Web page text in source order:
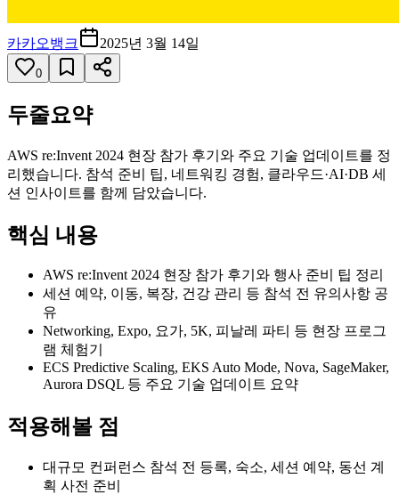
카카오뱅크 2025년 3월 14일
0
두줄요약
AWS re:Invent 2024 현장 참가 후기와 주요 기술 업데이트를 정
리했습니다. 참석 준비 팁, 네트워킹 경험, 클라우드·AI·DB 세
션 인사이트를 함께 담았습니다.
핵심 내용
AWS re:Invent 2024 현장 참가 후기와 행사 준비 팁 정리
세션 예약, 이동, 복장, 건강 관리 등 참석 전 유의사항 공
유
Networking, Expo, 요가, 5K, 피날레 파티 등 현장 프로그
램 체험기
ECS Predictive Scaling, EKS Auto Mode, Nova, SageMaker,
Aurora DSQL 등 주요 기술 업데이트 요약
적용해볼 점
대규모 컨퍼런스 참석 전 등록, 숙소, 세션 예약, 동선 계
획 사전 준비